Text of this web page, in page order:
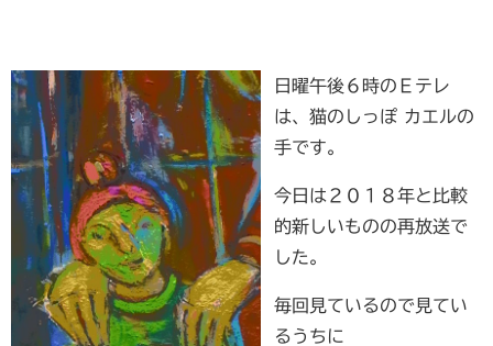
日曜午後６時のＥテレ
は、 猫のしっぽ カエルの
手です。
今日は２０１８年と比較
的新しいものの再放送で
した。
毎回見ているので見てい
るうちに